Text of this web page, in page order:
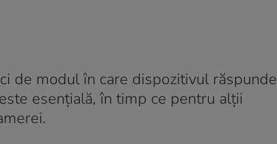
de modul în care dispozitivul răspunde
esențială, în timp ce pentru alții